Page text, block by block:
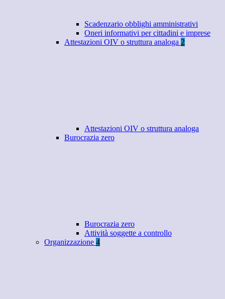
Scadenzario obblighi amministrativi
Oneri informativi per cittadini e imprese
Attestazioni OIV o struttura analoga 2
Attestazioni OIV o struttura analoga
Burocrazia zero
Burocrazia zero
Attività soggette a controllo
Organizzazione 4